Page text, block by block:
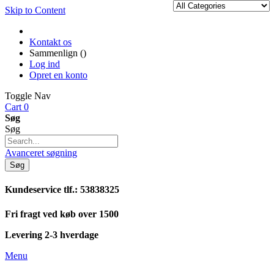
Skip to Content
Kontakt os
Sammenlign ()
Log ind
Opret en konto
Toggle Nav
Cart 0
Søg
Søg
Avanceret søgning
Søg
Kundeservice tlf.: 53838325
Fri fragt ved køb over 1500
Levering 2-3 hverdage
Menu